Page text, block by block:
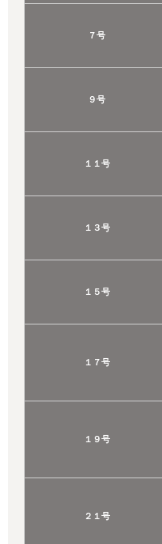
７号
９号
１１号
１３号
１５号
１７号
１９号
２１号